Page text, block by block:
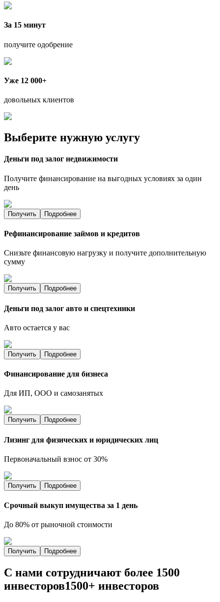
За 15 минут
получите одобрение
Уже 12 000+
довольных клиентов
Выберите нужную услугу
Деньги под залог недвижимости
Получите финансирование на выгодных условиях за один
день
Получить Подробнее
Рефинансирование займов и кредитов
Снизьте финансовую нагрузку и получите дополнительную
сумму
Получить Подробнее
Деньги под залог авто и спецтехники
Авто остается у вас
Получить Подробнее
Финансирование для бизнеса
Для ИП, ООО и самозанятых
Получить Подробнее
Лизинг для физических и юридических лиц
Первоначальный взнос от 30%
Получить Подробнее
Срочный выкуп имущества за 1 день
До 80% от рыночной стоимости
Получить Подробнее
С нами сотрудничают более 1500
инвесторов1500+ инвесторов